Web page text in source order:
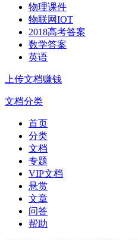
物理课件
物联网IOT
2018高考答案
数学答案
英语
上传文档赚钱
文档分类
首页
分类
文档
专题
VIP文档
悬赏
文章
问答
帮助